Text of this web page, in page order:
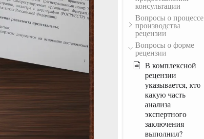
консультации
Вопросы о процессе
производства
рецензии
Вопросы о форме
рецензии
В комплексной
рецензии
указывается, кто
какую часть
анализа
экспертного
заключения
выполнил?